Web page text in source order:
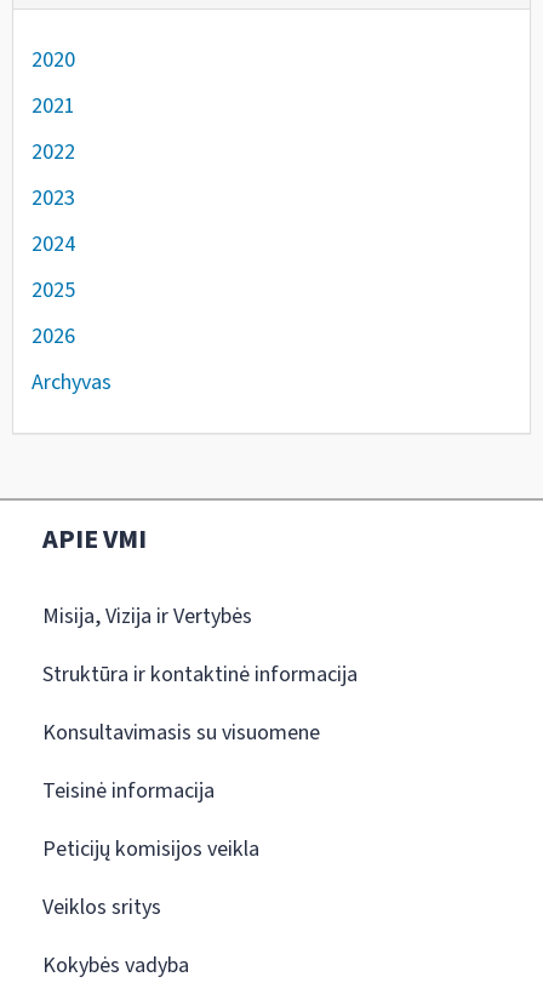
2020
2021
2022
2023
2024
2025
2026
Archyvas
APIE VMI
Misija, Vizija ir Vertybės
Struktūra ir kontaktinė informacija
Konsultavimasis su visuomene
Teisinė informacija
Peticijų komisijos veikla
Veiklos sritys
Kokybės vadyba